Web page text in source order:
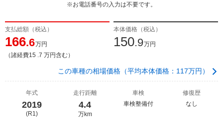
※お電話番号の入力は不要です。
支払総額（税込）
166.6万円
（諸経費15 .7 万円含む）
本体価格（税込）
150.9万円
この車種の相場価格（平均本体価格：117万円）
年式
2019
(R1)
走行距離
4.4
万km
車検
車検整備付
修復歴
なし